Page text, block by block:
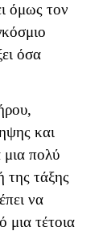
όμως τον
όσα
και
μια πολύ
της τάξης
να
μια τέτοια